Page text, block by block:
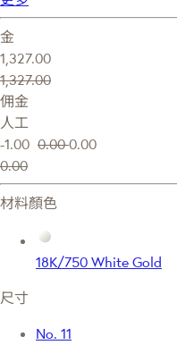
金
1,327.00
1,327.00
佣金
人工
-1.00 0.000.00
0.00
材料顏色
18K/750 White Gold
尺寸
No. 11